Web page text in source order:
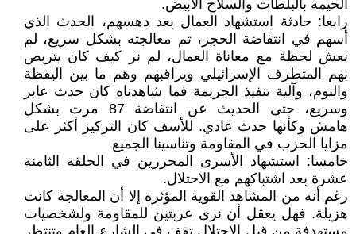
الخيمة بالبلطات والسلاح الأبيض.
رابعا: حادثة استشهاد العمال بعد دهسهم، الحدث الذي
أسهم في انتفاضة الحجر، تم معالجته بشكل سريع، لم
نعش لحظة مع معاناة العمال، لم نر كيف كان يتربص
بهم المتطرف الإسرائيلي ويراقبهم وهم ما بين اليقظة
والنوم، وآلية تنفيذ الجريمة فما شاهدناه كان حدث عابر
وسريع، حتى الحديث عن انتفاضة 87 مرت بشكل
هامش وكأنها حدث عادي. للأسف كان التركيز أكثر على
مزايا الحزب في المقاومة وتناسينا الجميع
خامسا: استشهاد الأسرى المحررين في الحلقة الثامنة
عشرة بعد اشتباكهم مع الاحتلال.
رغم أنه من المشاهد القوية المؤثرة إلا أن المعالجة كانت
هزيلة. فهل يعقل أن نرى عربتين للمقاومة ولشخصيات